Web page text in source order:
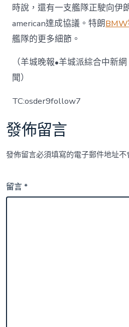
時說，還有一支艦隊正駛向伊
american達成協議。特朗
艦隊的更多細節。
（羊城晚報•羊城派綜合中新
聞）
TC:osder9follow7
發佈留言
發佈留言必須填寫的電子郵件地址不
留言*